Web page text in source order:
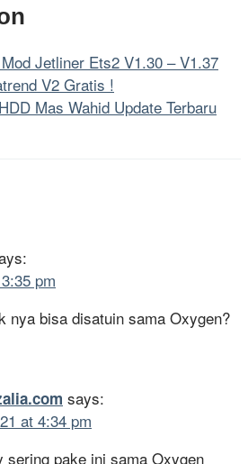
Jetliner Ets2 V1.30 – V1.37
V2 Gratis !
Mas Wahid Update Terbaru
pm
nya bisa disatuin sama Oxygen?
says:
at 4:34 pm
sering pake ini sama Oxygen